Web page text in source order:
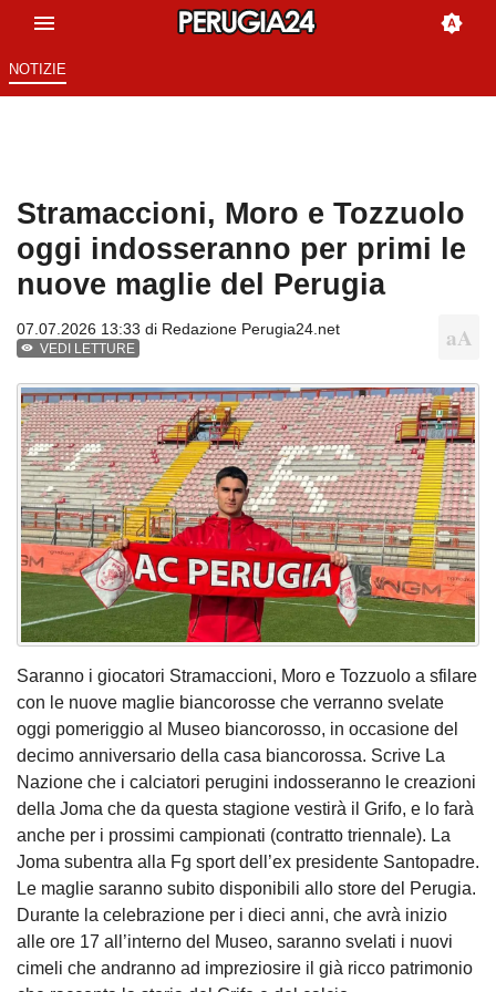
NOTIZIE
Stramaccioni, Moro e Tozzuolo
oggi indosseranno per primi le
nuove maglie del Perugia
07.07.2026 13:33 di Redazione Perugia24.net
VEDI LETTURE
Saranno i giocatori Stramaccioni, Moro e Tozzuolo a sfilare
con le nuove maglie biancorosse che verranno svelate
oggi pomeriggio al Museo biancorosso, in occasione del
decimo anniversario della casa biancorossa. Scrive La
Nazione che i calciatori perugini indosseranno le creazioni
della Joma che da questa stagione vestirà il Grifo, e lo farà
anche per i prossimi campionati (contratto triennale). La
Joma subentra alla Fg sport dell’ex presidente Santopadre.
Le maglie saranno subito disponibili allo store del Perugia.
Durante la celebrazione per i dieci anni, che avrà inizio
alle ore 17 all’interno del Museo, saranno svelati i nuovi
cimeli che andranno ad impreziosire il già ricco patrimonio